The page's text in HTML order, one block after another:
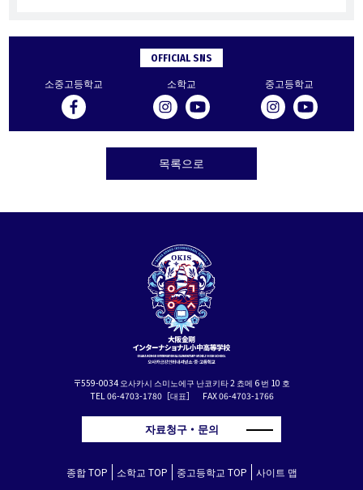
OFFICIAL SNS
소중고등학교 소학교 중고등학교
목록으로
〒559-0034 오사카시 스미노에구 난코키타 2 쵸메 6 번 10 호
TEL 06-4703-1780［대표］ FAX 06-4703-1766
자료청구・문의
종합 TOP 소학교 TOP 중고등학교 TOP 사이트 맵